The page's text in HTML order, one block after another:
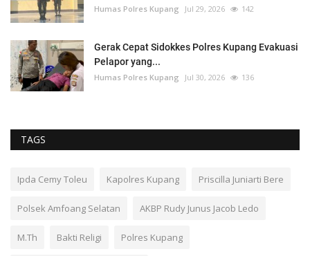
Humas Polres Kupang Jul 29, 2026 142
Gerak Cepat Sidokkes Polres Kupang Evakuasi
Pelapor yang...
Humas Polres Kupang Jul 30, 2026 136
TAGS
Ipda Cemy Toleu Kapolres Kupang Priscilla Juniarti Bere
Polsek Amfoang Selatan AKBP Rudy Junus Jacob Ledo
M.Th Bakti Religi Polres Kupang